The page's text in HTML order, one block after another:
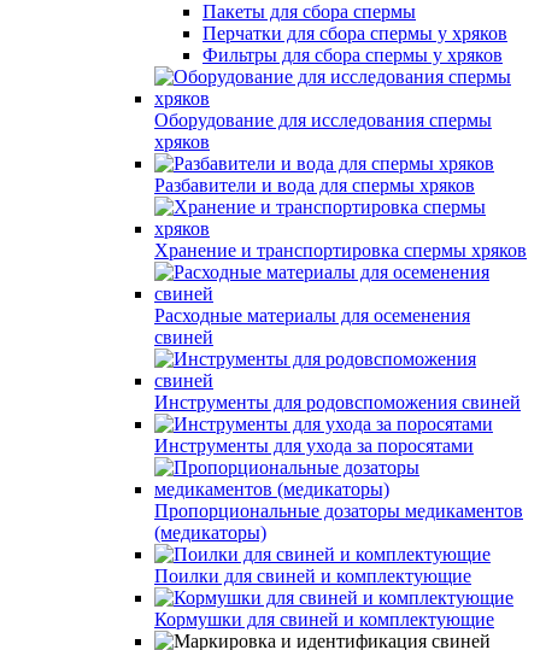
Пакеты для сбора спермы
Перчатки для сбора спермы у хряков
Фильтры для сбора спермы у хряков
Оборудование для исследования спермы
хряков
Разбавители и вода для спермы хряков
Хранение и транспортировка спермы хряков
Расходные материалы для осеменения
свиней
Инструменты для родовспоможения свиней
Инструменты для ухода за поросятами
Пропорциональные дозаторы медикаментов
(медикаторы)
Поилки для свиней и комплектующие
Кормушки для свиней и комплектующие